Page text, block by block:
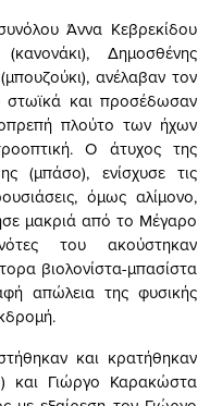
Άννα Κεβρεκίδου
Δημοσθένης
ανέλαβαν τον
στωϊκά και προσέδωσαν
πλούτο των ήχων
Ο άτυχος της
(μπάσο), ενίσχυσε τις
όμως αλίμονο,
μακριά από το Μέγαρο
του ακούστηκαν
βιολονίστα-μπασίστα
απώλεια της φυσικής
και κρατήθηκαν
και Γιώργο Καρακώστα